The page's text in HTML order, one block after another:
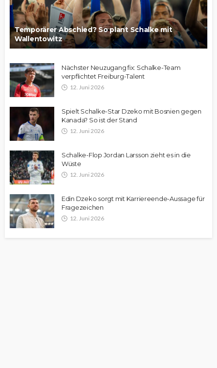
Temporärer Abschied? So plant Schalke mit
Wallentowitz
Nächster Neuzugang fix: Schalke-Team
verpflichtet Freiburg-Talent
12. Juni 2026
Spielt Schalke-Star Dzeko mit Bosnien gegen
Kanada? So ist der Stand
12. Juni 2026
Schalke-Flop Jordan Larsson zieht es in die
Wüste
12. Juni 2026
Edin Dzeko sorgt mit Karriereende-Aussage für
Fragezeichen
12. Juni 2026